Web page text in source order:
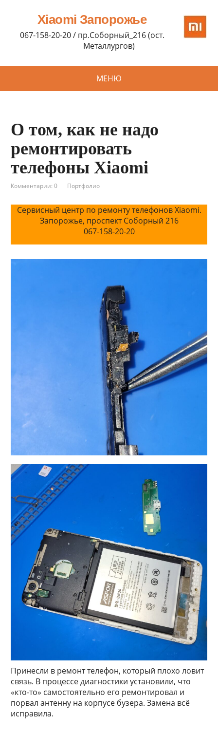
Xiaomi Запорожье
067-158-20-20 / пр.Соборный_216 (ост.
Металлургов)
МЕНЮ
О том, как не надо
ремонтировать
телефоны Xiaomi
Комментарии: 0 Портфолио
Сервисный центр по ремонту телефонов Xiaomi.
Запорожье, проспект Соборный 216
067-158-20-20
Принесли в ремонт телефон, который плохо ловит
связь. В процессе диагностики установили, что
«кто-то» самостоятельно его ремонтировал и
порвал антенну на корпусе бузера. Замена всё
исправила.